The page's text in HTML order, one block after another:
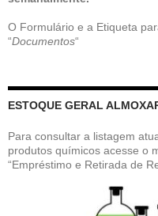
O Formulário e a Etiqueta
“Documentos“
ESTOQUE GERAL
Para consultar a listagem
produtos químicos acesse o
“Empréstimo e Retirada de